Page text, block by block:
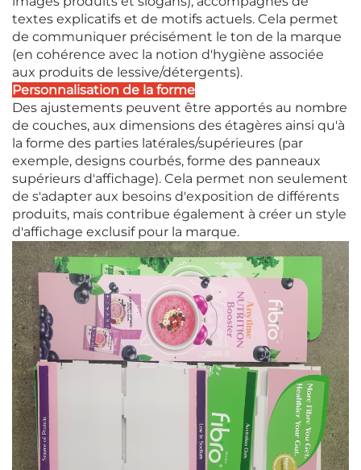
textes explicatifs et de motifs actuels. Cela permet
de communiquer précisément le ton de la marque
(en cohérence avec la notion d'hygiène associée
aux produits de lessive/détergents).
Personnalisation de la forme
Des ajustements peuvent être apportés au nombre
de couches, aux dimensions des étagères ainsi qu'à
la forme des parties latérales/supérieures (par
exemple, designs courbés, forme des panneaux
supérieurs d'affichage). Cela permet non seulement
de s'adapter aux besoins d'exposition de différents
produits, mais contribue également à créer un style
d'affichage exclusif pour la marque.